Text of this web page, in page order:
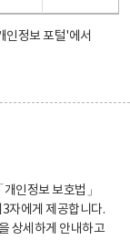
인정보 포털'에서
인정보 보호법」
자에게 제공합니다.
상세하게 안내하고